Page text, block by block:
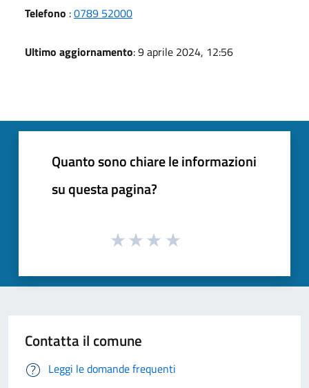
Telefono :0789 52000
Ultimo aggiornamento: 9 aprile 2024, 12:56
Quanto sono chiare le informazioni
su questa pagina?
Contatta il comune
Leggi le domande frequenti